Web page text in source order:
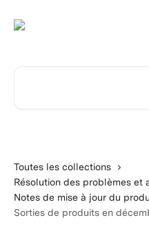
Toutes les collections
Résolution des problèmes et
Notes de mise à jour du
Sorties de produits en